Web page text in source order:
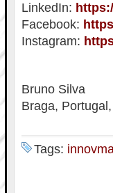
LinkedIn:
Facebook:
Instagram:
Bruno Silva
Braga,
Tags: